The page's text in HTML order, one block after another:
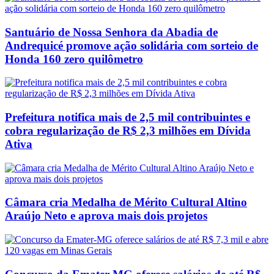
Santuário de Nossa Senhora da Abadia de
Andrequicé promove ação solidária com sorteio de
Honda 160 zero quilômetro
Prefeitura notifica mais de 2,5 mil contribuintes e
cobra regularização de R$ 2,3 milhões em Dívida
Ativa
Câmara cria Medalha de Mérito Cultural Altino
Araújo Neto e aprova mais dois projetos